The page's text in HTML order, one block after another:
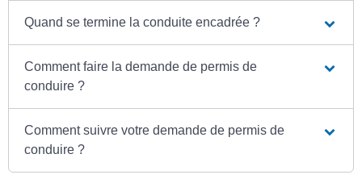
Quand se termine la conduite encadrée ?
Comment faire la demande de permis de
conduire ?
Comment suivre votre demande de permis de
conduire ?